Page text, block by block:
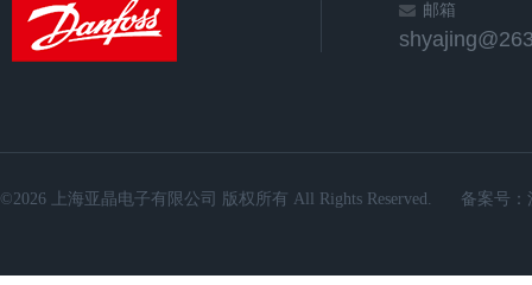
邮箱
©2026 上海亚晶电子有限公司 版权所有 All Rights Reserved. 备案号：